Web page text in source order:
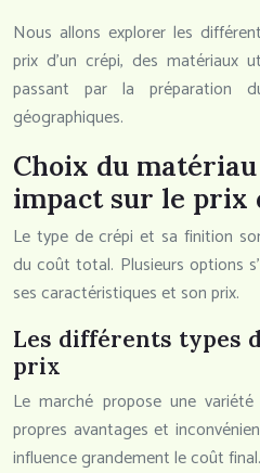
Nous allons explorer les
prix d’un crépi, des matériaux
passant par la préparation
géographiques.
Choix du
impact sur le prix
Le type de crépi et sa finition
du coût total. Plusieurs options
ses caractéristiques et son prix.
Les différents types
prix
Le marché propose une
propres avantages et
influence grandement le coût